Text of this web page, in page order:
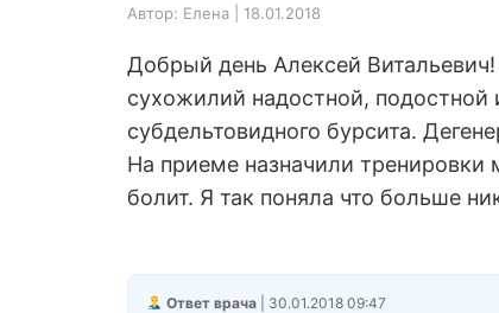
Автор: Елена | 18.01.2018
Добрый день Алексей
сухожилий надостной,
субдельтовидного бурсита.
На приеме назначили тренировки
болит. Я так поняла что больше
Ответ врача| 30.01.2018 09:47